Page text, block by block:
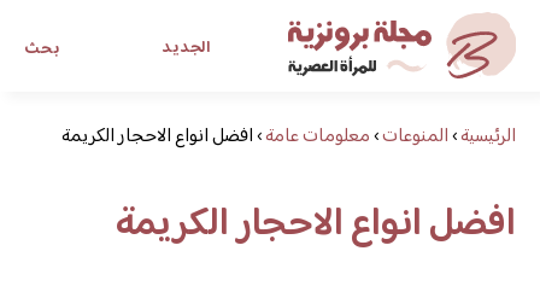
بحث الجديد
مجلة برونزية للفتاة العصرية
ابحث عن أي موضوع يهمك
الرئيسية›المنوعات›معلومات عامة›افضل انواع الاحجار الكريمة
افضل انواع الاحجار الكريمة